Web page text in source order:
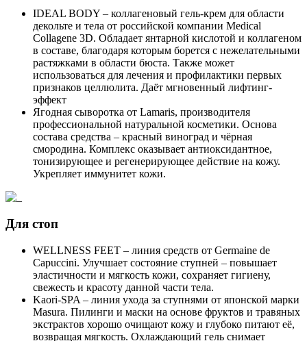
IDEAL BODY – коллагеновый гель-крем для области
декольте и тела от российской компании Medical
Collagene 3D. Обладает янтарной кислотой и коллагеном
в составе, благодаря которым борется с нежелательными
растяжками в области бюста. Также может
использоваться для лечения и профилактики первых
признаков целлюлита. Даёт мгновенный лифтинг-
эффект
Ягодная сыворотка от Lamaris, производителя
профессиональной натуральной косметики. Основа
состава средства – красный виноград и чёрная
смородина. Комплекс оказывает антиоксидантное,
тонизирующее и регенерирующее действие на кожу.
Укрепляет иммунитет кожи.
Для стоп
WELLNESS FEET – линия средств от Germaine de
Capuccini. Улучшает состояние ступней – повышает
эластичности и мягкость кожи, сохраняет гигиену,
свежесть и красоту данной части тела.
Kaori-SPA – линия ухода за ступнями от японской марки
Masura. Пилинги и маски на основе фруктов и травяных
экстрактов хорошо очищают кожу и глубоко питают её,
возвращая мягкость. Охлаждающий гель снимает